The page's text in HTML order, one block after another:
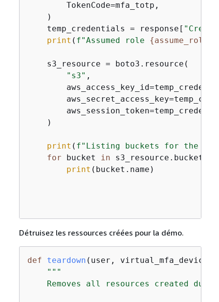
        TokenCode=mfa_totp,
    )
    temp_credentials = response[
print ( f"Assumed role {
    s3_resource = boto3.resource(
"s3" ,
    )
print ( f"Listing buckets for the
for bucket in s3_resource.buckets.
print (bucket.name)
Détruisez les ressources créées pour la démo.
def teardown ( user, virtual_mfa_device,
"""
Removes all resources created